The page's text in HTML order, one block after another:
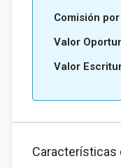
Comisión
Valor
Valor
Características